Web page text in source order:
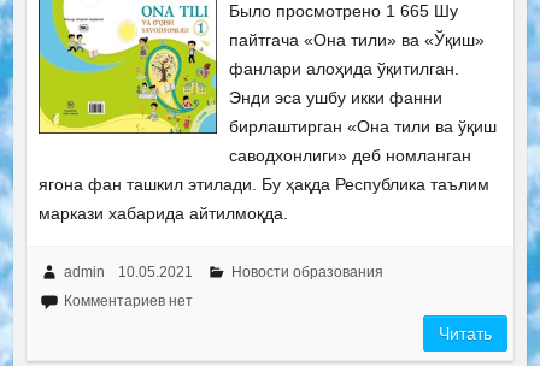
Было просмотрено 1 665 Шу
пайтгача «Она тили» ва «Ўқиш»
фанлари алоҳида ўқитилган.
Энди эса ушбу икки фанни
бирлаштирган «Она тили ва ўқиш
саводхонлиги» деб номланган
ягона фан ташкил этилади. Бу ҳақда Республика таълим
маркази хабарида айтилмоқда.
admin 10.05.2021
Новости образования
Комментариев нет
Читать